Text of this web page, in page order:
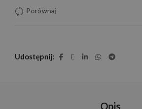
Porównaj
Udostępnij
Opis